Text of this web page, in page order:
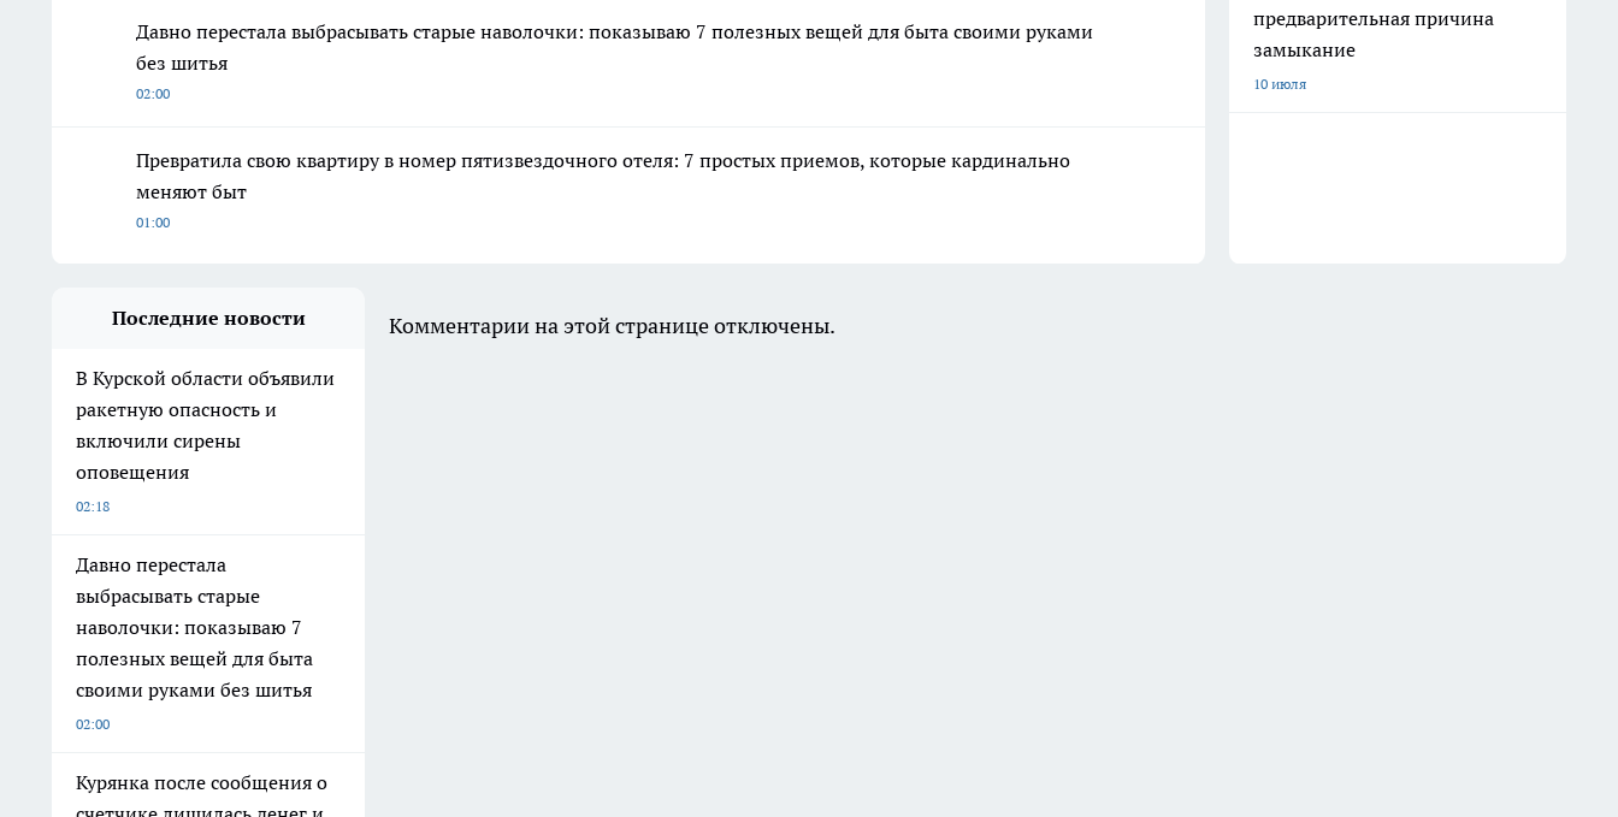
Давно перестала выбрасывать старые наволочки: показываю 7 полезных вещей для быта своими руками
без шитья
02:00
Превратила свою квартиру в номер пятизвездочного отеля: 7 простых приемов, которые кардинально
меняют быт
01:00
предварительная причина
замыкание
10 июля
Последние новости
В Курской области объявили
ракетную опасность и
включили сирены
оповещения
02:18
Давно перестала
выбрасывать старые
наволочки: показываю 7
полезных вещей для быта
своими руками без шитья
02:00
Курянка после сообщения о
Комментарии на этой странице отключены.